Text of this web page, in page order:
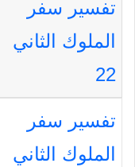
تفسير سفر
الملوك الثاني
22
تفسير سفر
الملوك الثاني